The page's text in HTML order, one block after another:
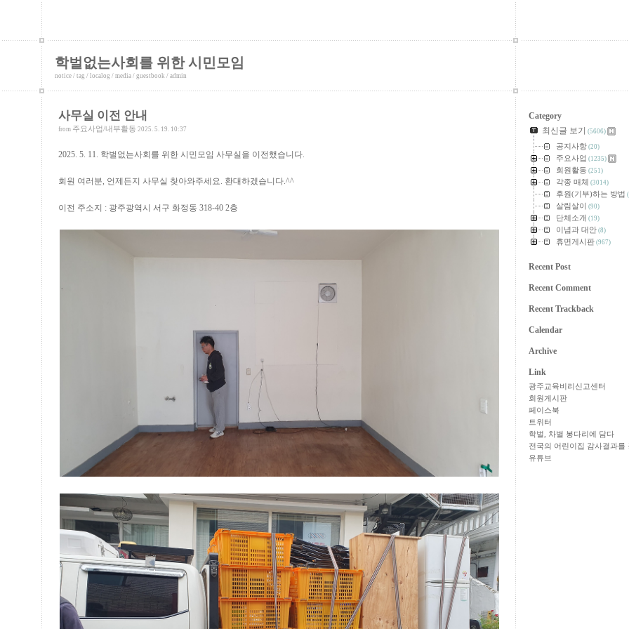
학벌없는사회를 위한 시민모임
notice / tag / localog / media / guestbook / admin
사무실 이전 안내
from 주요사업/내부활동 2025. 5. 19. 10:37
2025. 5. 11. 학벌없는사회를 위한 시민모임 사무실을 이전했습니다.
회원 여러분, 언제든지 사무실 찾아와주세요. 환대하겠습니다.^^
이전 주소지 : 광주광역시 서구 화정동 318-40 2층
Category
최신글 보기
(5606)
공지사항 (20)
주요사업 (1235)
회원활동 (251)
각종 매체 (3014)
후원(기부)하는 방법
살림살이 (90)
단체소개 (19)
이념과 대안 (8)
휴면게시판 (967)
Recent Post
Recent Comment
Recent Trackback
Calendar
Archive
Link
광주교육비리신고센터
회원게시판
페이스북
트위터
학벌, 차별 봉다리에 담다
전국의 어린이집 감사결과를
유튜브